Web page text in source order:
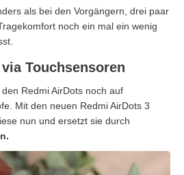
als bei den Vorgängern, drei paar
noch ein mal ein wenig
Touchsensoren
Redmi AirDots noch auf
Mit den neuen Redmi AirDots 3
nun und ersetzt sie durch